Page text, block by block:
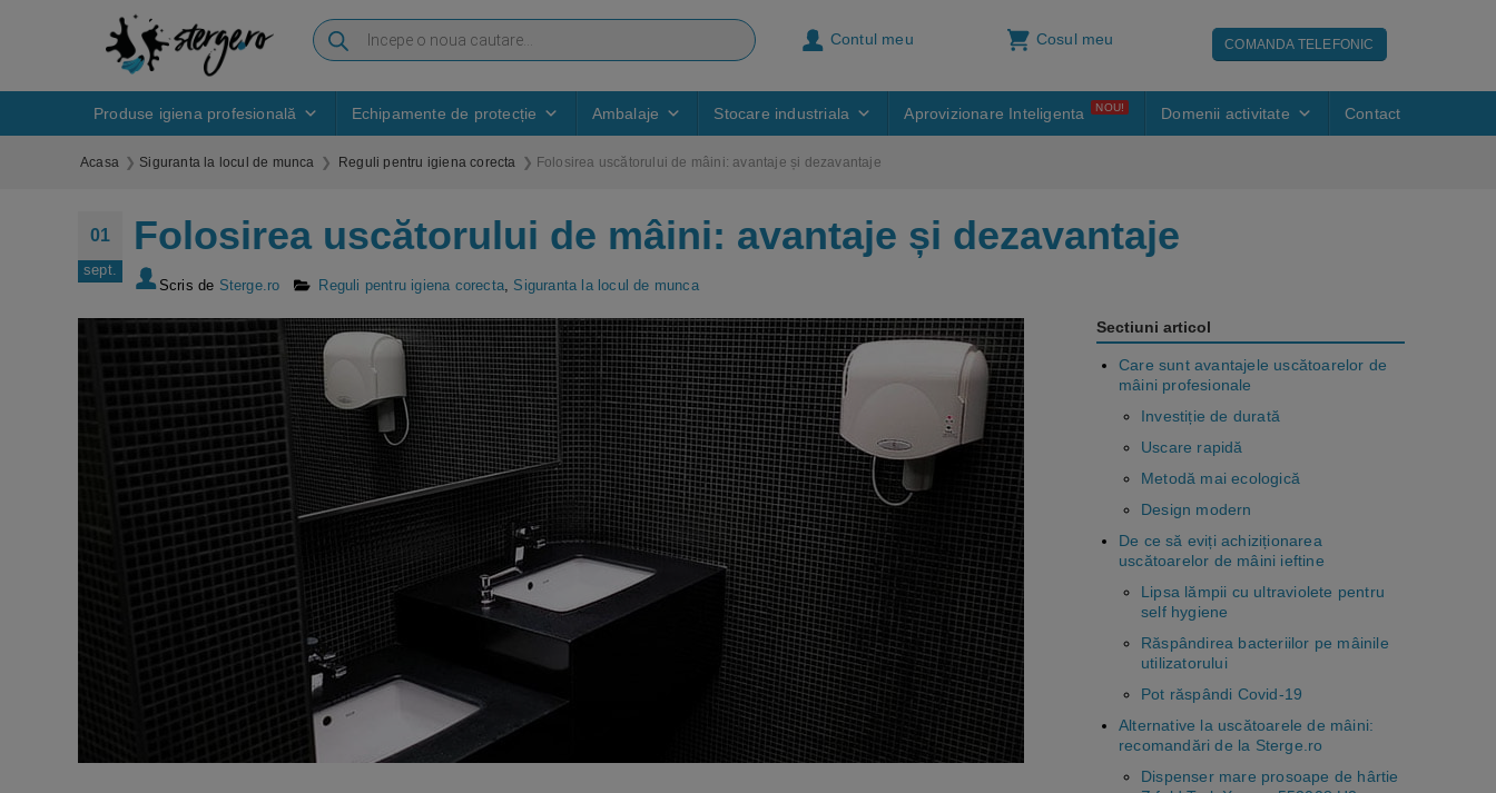
Contul meu Cosul meu COMANDA TELEFONIC
Produse igiena profesională Echipamente de protecție Ambalaje Stocare industriala Aprovizionare Inteligenta NOU! Domenii activitate Contact
Acasa Siguranta la locul de munca Reguli pentru igiena corecta Folosirea uscătorului de mâini: avantaje și dezavantaje
01
sept.
Folosirea uscătorului de mâini: avantaje și dezavantaje
Scris de Sterge.ro Reguli pentru igiena corecta, Siguranta la locul de munca
Sectiuni articol
Care sunt avantajele uscătoarelor de
mâini profesionale
Investiție de durată
Uscare rapidă
Metodă mai ecologică
Design modern
De ce să eviți achiziționarea
uscătoarelor de mâini ieftine
Lipsa lămpii cu ultraviolete pentru
self hygiene
Răspândirea bacteriilor pe mâinile
utilizatorului
Pot răspândi Covid-19
Alternative la uscătoarele de mâini:
recomandări de la Sterge.ro
Dispenser mare prosoape de hârtie